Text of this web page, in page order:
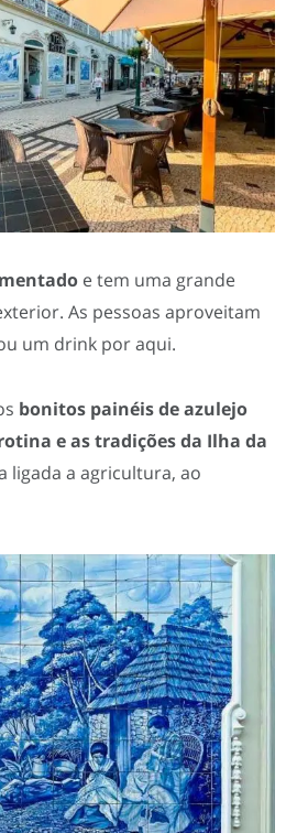
e tem uma grande
As pessoas aproveitam
um drink por aqui.
bonitos painéis de azulejo
e as tradições da Ilha da
ligada a agricultura, ao